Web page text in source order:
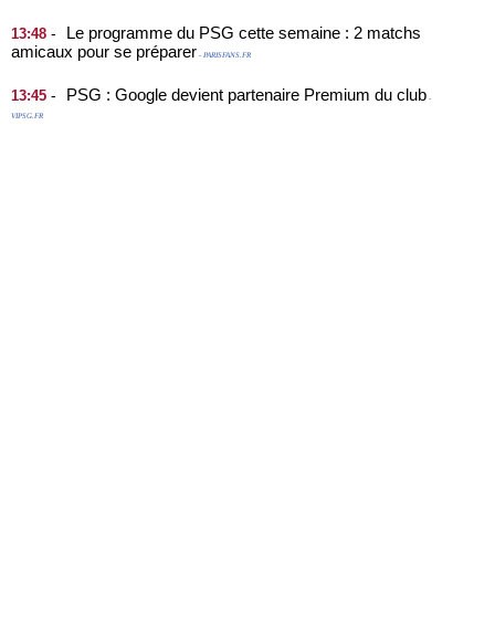
13:48 -
Le programme du PSG cette semaine : 2 matchs
amicaux pour se préparer - PARISFANS.FR
13:45 - PSG : Google devient partenaire Premium du club -
VIPSG.FR